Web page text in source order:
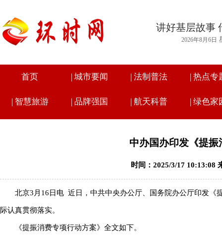
讲好基层故事
2026年8月6日
首页 | 城市要闻 | 法制普法 | 热点专
| 智慧旅游 | 品牌强国 | 航天科普 | 绿色家
中办国办印发《提
时间：2025/3/17 10:13:08
北京3月16日电 近日，中共中央办公厅、国务院办公厅印发《
际认真贯彻落实。
《提振消费专项行动方案》全文如下。